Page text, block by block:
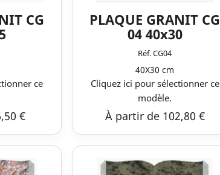
CG
ce
€
PLAQUE GRANIT CG
04 40x30
Réf. CG04
40X30 cm
Cliquez ici pour sélectionner ce
modèle.
À partir de 102,80 €